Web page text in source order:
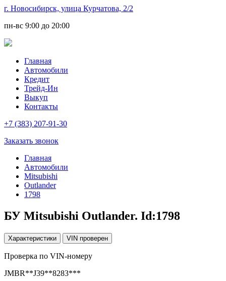
г. Новосибирск, улица Курчатова, 2/2
пн-вс 9:00 до 20:00
Главная
Автомобили
Кредит
Трейд-Ин
Выкуп
Контакты
+7 (383) 207-91-30
Заказать звонок
Главная
Автомобили
Mitsubishi
Outlander
1798
БУ Mitsubishi Outlander. Id:1798
Характеристики VIN проверен
Проверка по VIN-номеру
JMBR**J39**8283***